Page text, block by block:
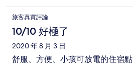
旅客真實評論
10/10 好極了
2020 年 8 月 3 日
舒服、方便、小孩可放電的住宿點